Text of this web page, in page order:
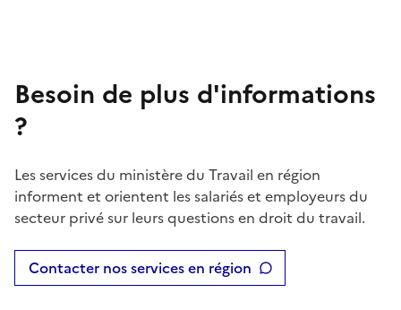
Besoin de plus d'informations
?
Les services du ministère du Travail en région
informent et orientent les salariés et employeurs du
secteur privé sur leurs questions en droit du travail.
Contacter nos services en région